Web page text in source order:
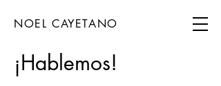
NOEL CAYETANO
¡Hablemos!